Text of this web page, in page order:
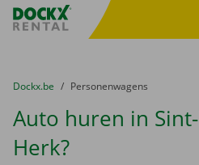
Fratello DEMO
U bevindt zich hier:
van
Dockx.be naar
Personenwagens
Auto huren in
Herk?